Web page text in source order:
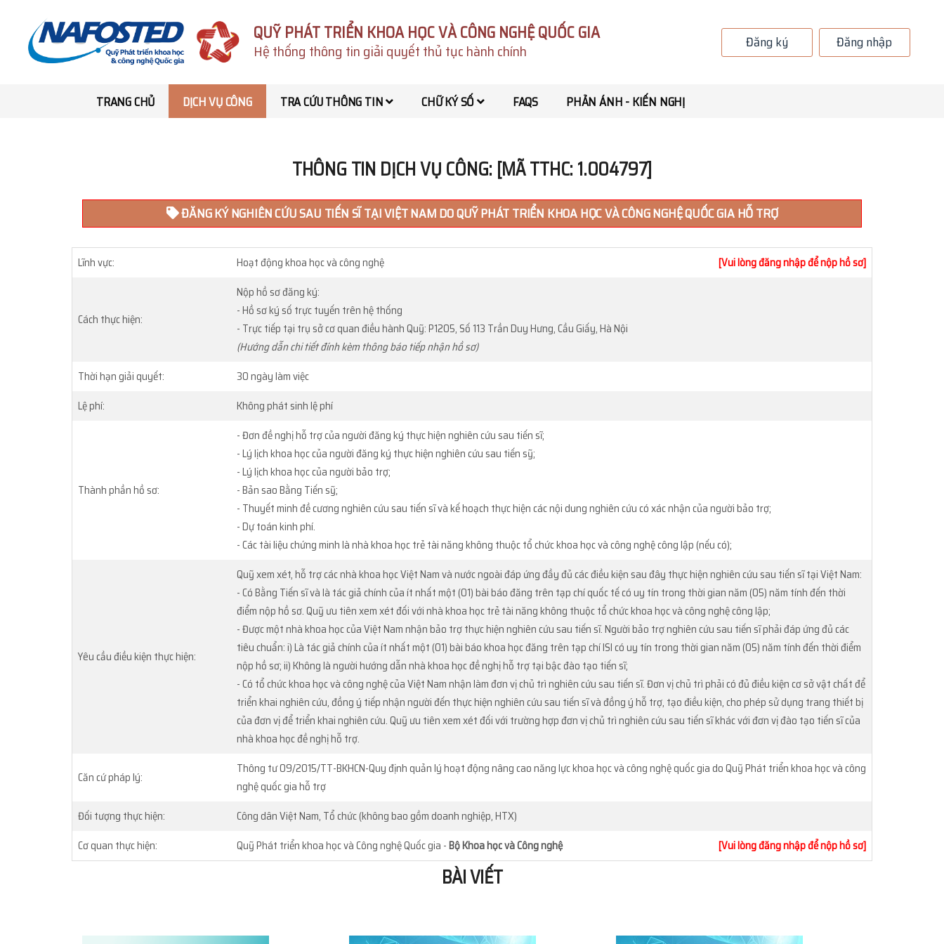
QUỸ PHÁT TRIỂN KHOA HỌC VÀ CÔNG NGHỆ QUỐC GIA
Hệ thống thông tin giải quyết thủ tục hành chính Đăng ký Đăng nhập
TRANG CHỦ DỊCH VỤ CÔNG TRA CỨU THÔNG TIN CHỮ KÝ SỐ FAQS PHẢN ÁNH - KIẾN NGHỊ
THÔNG TIN DỊCH VỤ CÔNG: [MÃ TTHC: 1.004797]
ĐĂNG KÝ NGHIÊN CỨU SAU TIẾN SĨ TẠI VIỆT NAM DO QUỸ PHÁT TRIỂN KHOA HỌC VÀ CÔNG NGHỆ QUỐC GIA HỖ TRỢ
Lĩnh vực: Hoạt động khoa học và công nghệ [Vui lòng đăng nhập để nộp hồ sơ]
Cách thực hiện:
Nộp hồ sơ đăng ký:
- Hồ sơ ký số trực tuyến trên hệ thống
- Trực tiếp tại trụ sở cơ quan điều hành Quỹ: P1205, Số 113 Trần Duy Hưng, Cầu Giấy, Hà Nội
(Hướng dẫn chi tiết đính kèm thông báo tiếp nhận hồ sơ)
Thời hạn giải quyết:
30 ngày làm việc
Lệ phí:
Không phát sinh lệ phí
Thành phần hồ sơ:
- Đơn đề nghị hỗ trợ của người đăng ký thực hiện nghiên cứu sau tiến sĩ;
- Lý lịch khoa học của người đăng ký thực hiện nghiên cứu sau tiến sỹ;
- Lý lịch khoa học của người bảo trợ;
- Bản sao Bằng Tiến sỹ;
- Thuyết minh đề cương nghiên cứu sau tiến sĩ và kế hoạch thực hiện các nội dung nghiên cứu có xác nhận của người bảo trợ;
- Dự toán kinh phí.
- Các tài liệu chứng minh là nhà khoa học trẻ tài năng không thuộc tổ chức khoa học và công nghệ công lập (nếu có);
Yêu cầu điều kiện thực hiện:
Quỹ xem xét, hỗ trợ các nhà khoa học Việt Nam và nước ngoài đáp ứng đầy đủ các điều kiện sau đây thực hiện nghiên cứu sau tiến sĩ tại Việt Nam:
- Có Bằng Tiến sĩ và là tác giả chính của ít nhất một (01) bài báo đăng trên tạp chí quốc tế có uy tín trong thời gian năm (05) năm tính đến thời
điểm nộp hồ sơ. Quỹ ưu tiên xem xét đối với nhà khoa học trẻ tài năng không thuộc tổ chức khoa học và công nghệ công lập;
- Được một nhà khoa học của Việt Nam nhận bảo trợ thực hiện nghiên cứu sau tiến sĩ. Người bảo trợ nghiên cứu sau tiến sĩ phải đáp ứng đủ các
tiêu chuẩn: i) Là tác giả chính của ít nhất một (01) bài báo khoa học đăng trên tạp chí ISI có uy tín trong thời gian năm (05) năm tính đến thời điểm
nộp hồ sơ; ii) Không là người hướng dẫn nhà khoa học đề nghị hỗ trợ tại bậc đào tạo tiến sĩ;
- Có tổ chức khoa học và công nghệ của Việt Nam nhận làm đơn vị chủ trì nghiên cứu sau tiến sĩ. Đơn vị chủ trì phải có đủ điều kiện cơ sở vật chất để
triển khai nghiên cứu, đồng ý tiếp nhận người đến thực hiện nghiên cứu sau tiến sĩ và đồng ý hỗ trợ, tạo điều kiện, cho phép sử dụng trang thiết bị
của đơn vị để triển khai nghiên cứu. Quỹ ưu tiên xem xét đối với trường hợp đơn vị chủ trì nghiên cứu sau tiến sĩ khác với đơn vị đào tạo tiến sĩ của
nhà khoa học đề nghị hỗ trợ.
Căn cứ pháp lý:
Thông tư 09/2015/TT-BKHCN-Quy định quản lý hoạt động nâng cao năng lực khoa học và công nghệ quốc gia do Quỹ Phát triển khoa học và công
nghệ quốc gia hỗ trợ
Đối tượng thực hiện:
Công dân Việt Nam, Tổ chức (không bao gồm doanh nghiệp, HTX)
Cơ quan thực hiện:
Quỹ Phát triển khoa học và Công nghệ Quốc gia -Bộ Khoa học và Công nghệ [Vui lòng đăng nhập để nộp hồ sơ]
BÀI VIẾT